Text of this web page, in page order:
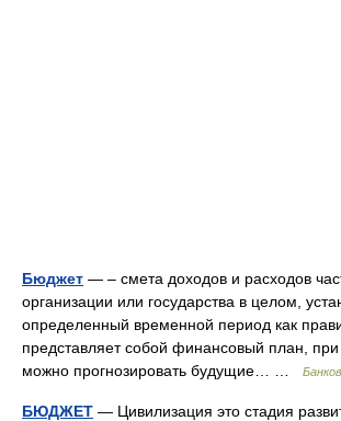
Бюджет — – смета доходов и расходов
организации или государства в целом,
определенный временной период как
представляет собой финансовый план,
можно прогнозировать будущие… …
БЮДЖЕТ — Цивилизация это стадия